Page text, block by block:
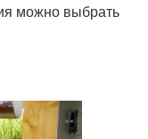
можно выбрать